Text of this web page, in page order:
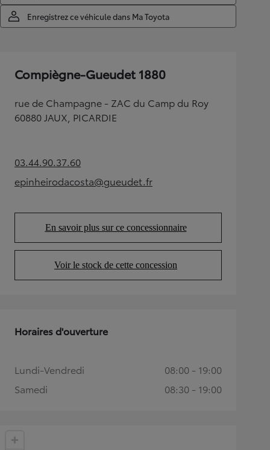
Enregistrez ce véhicule dans Ma Toyota
Compiègne-Gueudet 1880
rue de Champagne - ZAC du Camp du Roy
60880 JAUX, PICARDIE
03.44.90.37.60(Opens in new tab)
epinheirodacosta@gueudet.fr
(Opens in new tab)
En savoir plus sur ce concessionnaire
(Opens in new tab)
Voir le stock de cette concession
(Opens in new tab)
Horaires d'ouverture
Lundi-Vendredi
08:00 - 19:00
Samedi
08:30 - 19:00